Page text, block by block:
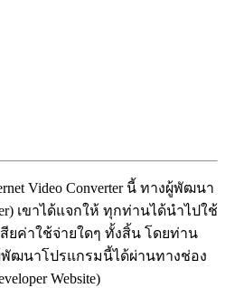
Video Converter นี้ ทางผู้พัฒนา
เขาได้แจกให้ ทุกท่านได้นำไปใช้
ยค่าใช้จ่ายใดๆ ทั้งสิ้น โดยท่าน
ฒนาโปรแกรมนี้ได้ผ่านทางช่อง
Website)